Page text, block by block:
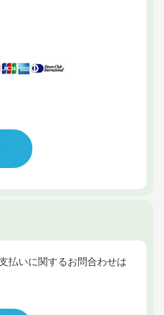
払いに関するお問合わせは